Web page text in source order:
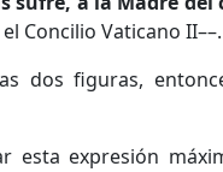
Concilio Vaticano II––.
dos figuras,
esta expresión